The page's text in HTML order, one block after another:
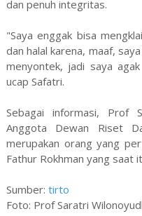
dan penuh integritas.
"Saya enggak bisa
dan halal karena, maaf,
menyontek, jadi saya
ucap Safatri.
Sebagai informasi, Prof
Anggota Dewan Riset
merupakan orang yang
Fathur Rokhman yang saat
Sumber: tirto
Foto: Prof Saratri